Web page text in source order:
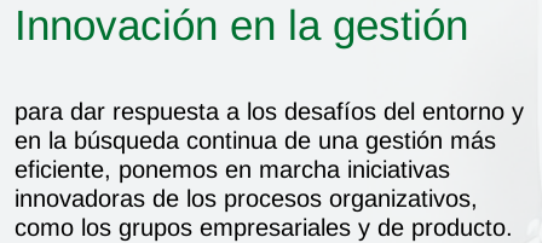
Innovación en la gestión
para dar respuesta a los desafíos del entorno y
en la búsqueda continua de una gestión más
eficiente, ponemos en marcha iniciativas
innovadoras de los procesos organizativos,
como los grupos empresariales y de producto.